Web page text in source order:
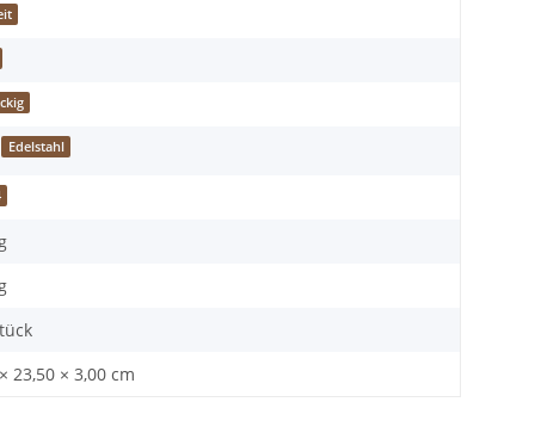
Edelstahl
23,50 × 3,00 cm